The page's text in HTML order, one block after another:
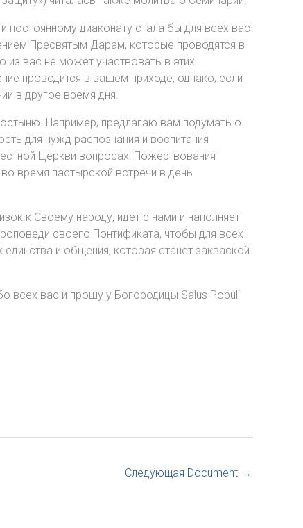
диаконату стала бы для всех вас
Пресвятым Дарам, которые проводятся в
вас не может участвовать в этих
проводится в вашем приходе, однако, если
в другое время дня.
Например, предлагаю вам подумать о
для нужд распознания и воспитания
Церкви вопросах! Пожертвования
время пастырской встречи в день
к Своему народу, идёт с нами и наполняет
своего Понтификата, чтобы для всех
и общения, которая станет закваской
всех вас и прошу у Богородицы Salus Populi
Следующая Document →